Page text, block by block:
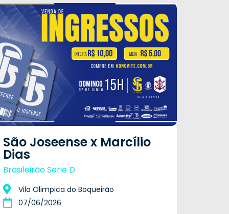
São Joseense x Marcílio
Dias
Brasileirão Serie D
Vila Olimpica do Boqueirão
07/06/2026